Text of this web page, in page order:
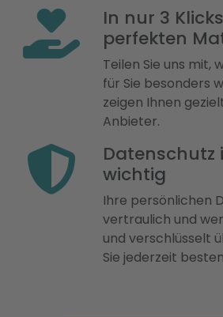
In nur 3
perfekten
Teilen Sie uns mit,
für Sie besonders
zeigen Ihnen
Anbieter.
Datenschutz
wichtig
Ihre persönlichen
vertraulich und
und verschlüsselt
Sie jederzeit